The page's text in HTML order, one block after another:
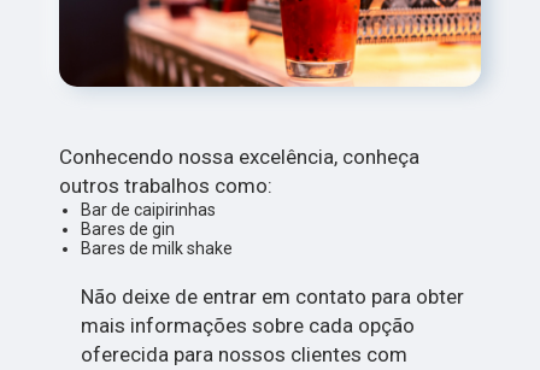
Conhecendo nossa excelência, conheça
outros trabalhos como:
Bar de caipirinhas
Bares de gin
Bares de milk shake
Não deixe de entrar em contato para obter
mais informações sobre cada opção
oferecida para nossos clientes com